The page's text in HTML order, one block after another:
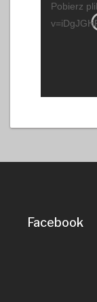
Pobierz
Facebook